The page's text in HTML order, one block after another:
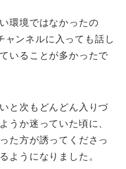
環境ではなかったの
ャンネルに入っても話し
いることが多かったで
と次もどんどん入りづ
うか迷っていた頃に、
た方が誘ってくださっ
ようになりました。